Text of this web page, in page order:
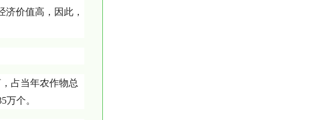
价值高，因此，
占当年农作物总
万个。